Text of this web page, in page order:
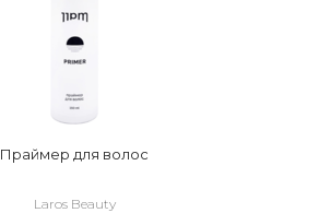
Праймер для волос
Laros Beauty